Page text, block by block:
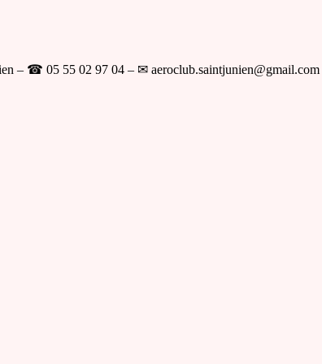
– ☎ 05 55 02 97 04 – ✉ aeroclub.saintjunien@gmail.com